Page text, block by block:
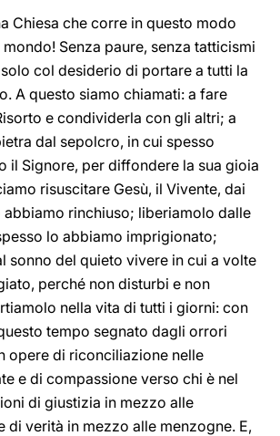
Chiesa che corre in questo modo
Senza paure, senza tatticismi
col desiderio di portare a tutti la
A questo siamo chiamati: a fare
e condividerla con gli altri; a
dal sepolcro, in cui spesso
il Signore, per diffondere la sua gioia
risuscitare Gesù, il Vivente, dai
abbiamo rinchiuso; liberiamolo dalle
lo abbiamo imprigionato;
sonno del quieto vivere in cui a volte
perché non disturbi e non
nella vita di tutti i giorni: con
tempo segnato dagli orrori
opere di riconciliazione nelle
e di compassione verso chi è nel
di giustizia in mezzo alle
di verità in mezzo alle menzogne. E,